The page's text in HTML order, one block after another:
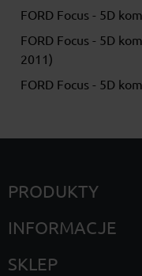
FORD Focus - 5D
FORD Focus - 5D
2011)
FORD Focus - 5D
PRODUKTY
INFORMACJE
SKLEP